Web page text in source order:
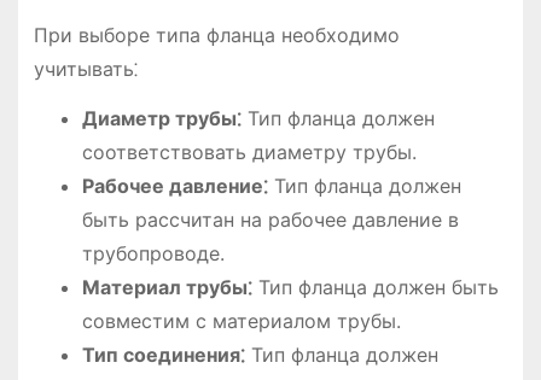
При выборе типа фланца необходимо
учитывать⁚
Диаметр трубы⁚Тип фланца должен
соответствовать диаметру трубы.
Рабочее давление⁚Тип фланца должен
быть рассчитан на рабочее давление в
трубопроводе.
Материал трубы⁚Тип фланца должен быть
совместим с материалом трубы.
Тип соединения⁚Тип фланца должен